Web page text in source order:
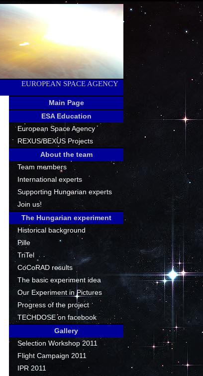
EUROPEAN SPACE AGENCY
Main Page
ESA Education
European Space Agency
REXUS/BEXUS Projects
About the team
Team members
International experts
Supporting Hungarian experts
Join us!
The Hungarian experiment
Historical background
Pille
TriTel
CoCoRAD results
The basic experiment idea
Our Experiment in Pictures
Progress of the project
TECHDOSE on facebook
Gallery
Selection Workshop 2011
Flight Campaign 2011
IPR 2011